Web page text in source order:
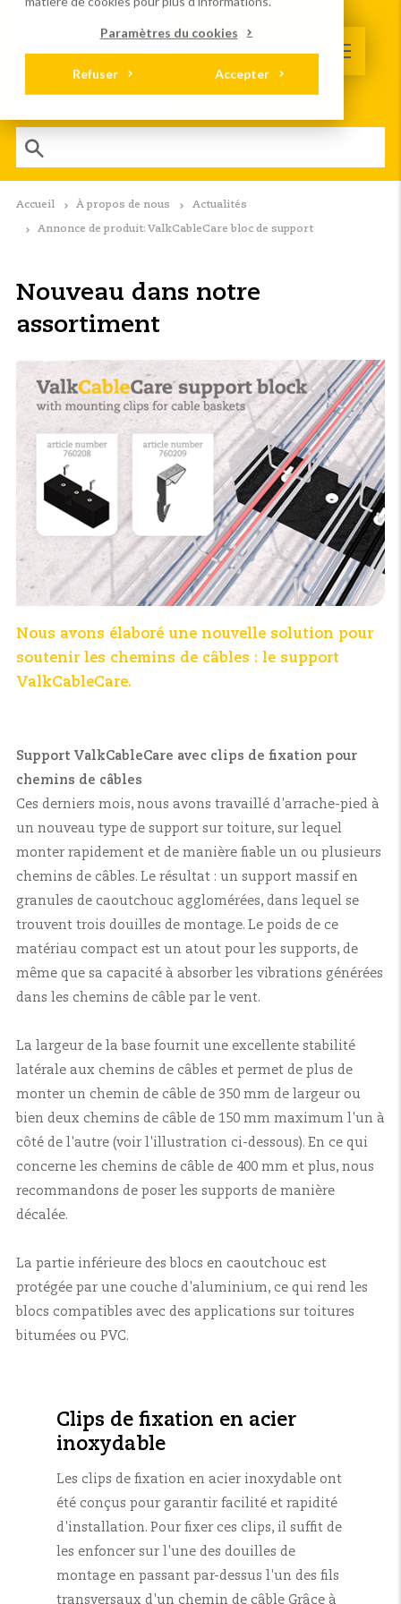
Paramètres du cookies
Accepter
Refuser
Accueil À propos de nous Actualités
Annonce de produit: ValkCableCare bloc de support
Nouveau dans notre
assortiment
Nous avons élaboré une nouvelle solution pour
soutenir les chemins de câbles : le support
ValkCableCare.
Support ValkCableCare avec clips de fixation pour
chemins de câbles
Ces derniers mois, nous avons travaillé d'arrache-pied à
un nouveau type de support sur toiture, sur lequel
monter rapidement et de manière fiable un ou plusieurs
chemins de câbles. Le résultat : un support massif en
granules de caoutchouc agglomérées, dans lequel se
trouvent trois douilles de montage. Le poids de ce
matériau compact est un atout pour les supports, de
même que sa capacité à absorber les vibrations générées
dans les chemins de câble par le vent.
La largeur de la base fournit une excellente stabilité
latérale aux chemins de câbles et permet de plus de
monter un chemin de câble de 350 mm de largeur ou
bien deux chemins de câble de 150 mm maximum l'un à
côté de l'autre (voir l'illustration ci-dessous). En ce qui
concerne les chemins de câble de 400 mm et plus, nous
recommandons de poser les supports de manière
décalée.
La partie inférieure des blocs en caoutchouc est
protégée par une couche d'aluminium, ce qui rend les
blocs compatibles avec des applications sur toitures
bitumées ou PVC.
Clips de fixation en acier
inoxydable
Les clips de fixation en acier inoxydable ont
été conçus pour garantir facilité et rapidité
d'installation. Pour fixer ces clips, il suffit de
les enfoncer sur l'une des douilles de
montage en passant par-dessus l'un des fils
transversaux d'un chemin de câble Grâce à